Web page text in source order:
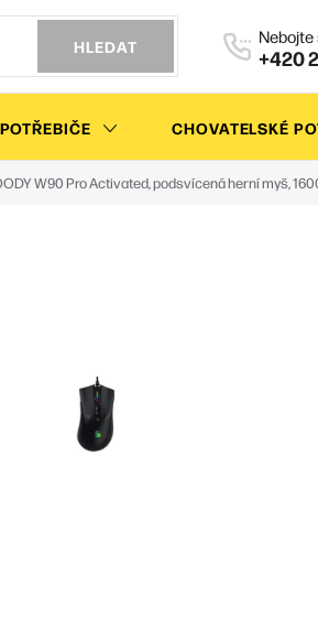
HLEDAT +420
CHOVATELSKÉ
W90 Pro Activated, podsvícená herní myš,